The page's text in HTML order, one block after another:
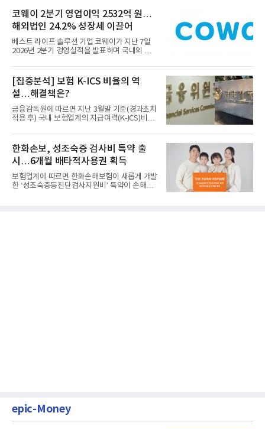
코웨이 2분기 영업이익 2532억 원…
해외법인 24.2% 성장세 이끌어
베스트 라이프 솔루션 기업 코웨이가 지난 7일
2026년 2분기 경영실적을 발표하며 국내외 시
[집중분석] 보험 K-ICS 비율의 역
설…해결책은?
금융감독원에 따르면 지난 3월말 기준(경과조치
적용 후) 국내 보험업계의 지급여력(K-ICS)비율
한화손보, 성조숙증 검사비 특약 출
시…6개월 배타적사용권 획득
보험업계에 따르면 한화손해보험이 새롭게 개발
한 ‘성조숙증등진단검사지원비’ 특약이 손해보
epic-Money